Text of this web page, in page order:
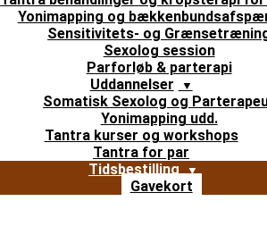
Yonimapping og
Sensitivitets- og
Sexolog session
Parforløb & parterapi
Uddannelser
Somatisk Sexolog og
Yonimapping udd.
Tantra kurser og workshops
Tantra for par
Tidsbestilling
Gavekort